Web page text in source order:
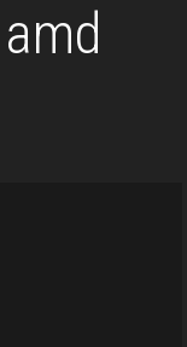
amd